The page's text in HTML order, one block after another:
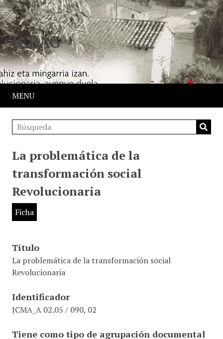
JCDAG
MENU
La problemática de la
transformación social
Revolucionaria
Ficha
Título
La problemática de la transformación social
Revolucionaria
Identificador
JCMA_A 02.05 / 090, 02
Tiene como tipo de agrupación documental